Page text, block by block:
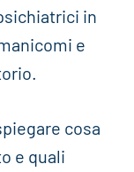
in
e
cosa
e quali